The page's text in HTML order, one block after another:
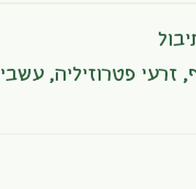
, זרעי פטרוזיליה,עשבי